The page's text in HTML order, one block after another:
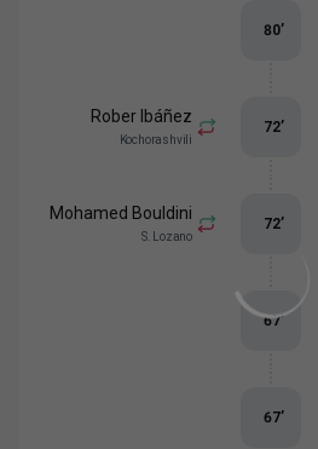
80’
Rober Ibáñez
Kochorashvili
72’
Mohamed Bouldini
S. Lozano
72’
67’
67’